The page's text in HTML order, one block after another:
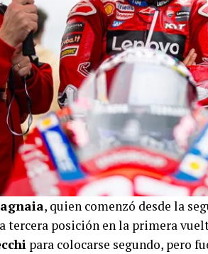
, quien comenzó desde la
tercera posición en la primera
para colocarse segundo, pero